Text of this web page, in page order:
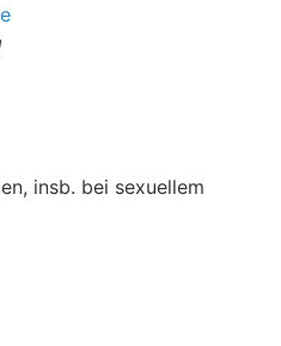
insb. bei sexuellem